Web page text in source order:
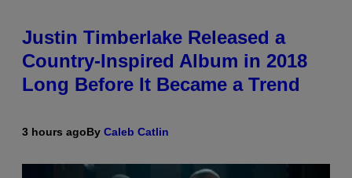
Justin Timberlake Released a
Country-Inspired Album in 2018
Long Before It Became a Trend
3 hours agoBy Caleb Catlin